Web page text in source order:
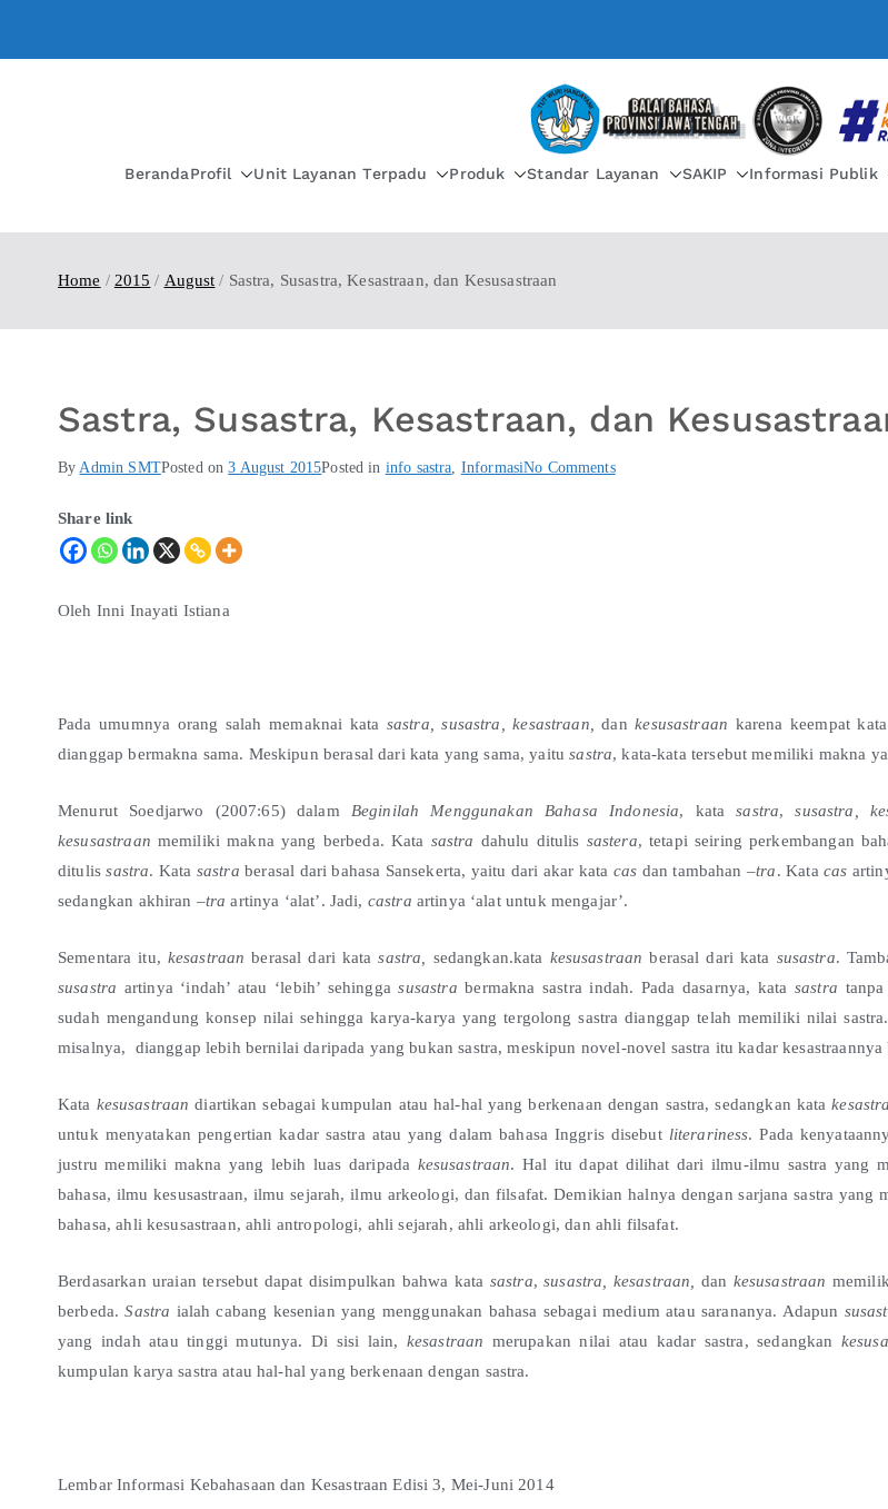
BALAI
BerandaProfil Unit Layanan Terpadu Produk Standar Layanan SAKIP Informasi Publik
Home 2015 August Sastra, Susastra, Kesastraan, dan Kesusastraan
Sastra, Susastra, Kesastraan, dan
ByAdmin SMTPosted on3 August 2015Posted in info sastra, InformasiNo Comments
Share link
Oleh Inni Inayati Istiana
Pada umumnya orang salah memaknai kata sastra,susastra, kesastraan,dan kesusastraan karena keempat
dianggap bermakna sama. Meskipun berasal dari kata yang sama, yaitusastra, kata-kata tersebut memiliki makna
Menurut Soedjarwo (2007:65) dalam Beginilah Menggunakan Bahasa Indonesia, katasastra,susastra,
kesusastraan memiliki makna yang berbeda. Kata sastra dahulu ditulis sastera, tetapi seiring perkembangan
ditulissastra. Kata sastra berasal dari bahasa Sansekerta, yaitu dari akar kata cas dan tambahan –tra. Katacas
sedangkan akhiran –tra artinya ‘alat’. Jadi, castra artinya ‘alat untuk mengajar’.
Sementara itu, kesastraan berasal dari katasastra, sedangkan.kata kesusastraan berasal dari kata susastra.
susastra artinya ‘indah’ atau ‘lebih’ sehinggasusastrabermakna sastra indah. Pada dasarnya, katasastra
sudah mengandung konsep nilai sehingga karya-karya yang tergolong sastra dianggap telah memiliki nilai
misalnya, dianggap lebih bernilai daripada yang bukan sastra, meskipun novel-novel sastra itu kadar kesastraannya
Kata kesusastraan diartikan sebagai kumpulan atau hal-hal yang berkenaan dengan sastra, sedangkan kata
untuk menyatakan pengertian kadar sastra atau yang dalam bahasa Inggris disebut literariness. Pada
justru memiliki makna yang lebih luas daripada kesusastraan. Hal itu dapat dilihat dari ilmu-ilmu sastra yang
bahasa, ilmu kesusastraan, ilmu sejarah, ilmu arkeologi, dan filsafat. Demikian halnya dengan sarjana sastra yang
bahasa, ahli kesusastraan, ahli antropologi, ahli sejarah, ahli arkeologi, dan ahli filsafat.
Berdasarkan uraian tersebut dapat disimpulkan bahwa kata sastra,susastra, kesastraan, dan kesusastraan
berbeda.Sastra ialah cabang kesenian yang menggunakan bahasa sebagai medium atau sarananya. Adapun s
yang indah atau tinggi mutunya. Di sisi lain, kesastraan merupakan nilai atau kadar sastra, sedangkan
kumpulan karya sastra atau hal-hal yang berkenaan dengan sastra.
Lembar Informasi Kebahasaan dan Kesastraan Edisi 3, Mei-Juni 2014